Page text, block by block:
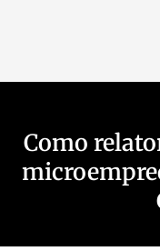
Como